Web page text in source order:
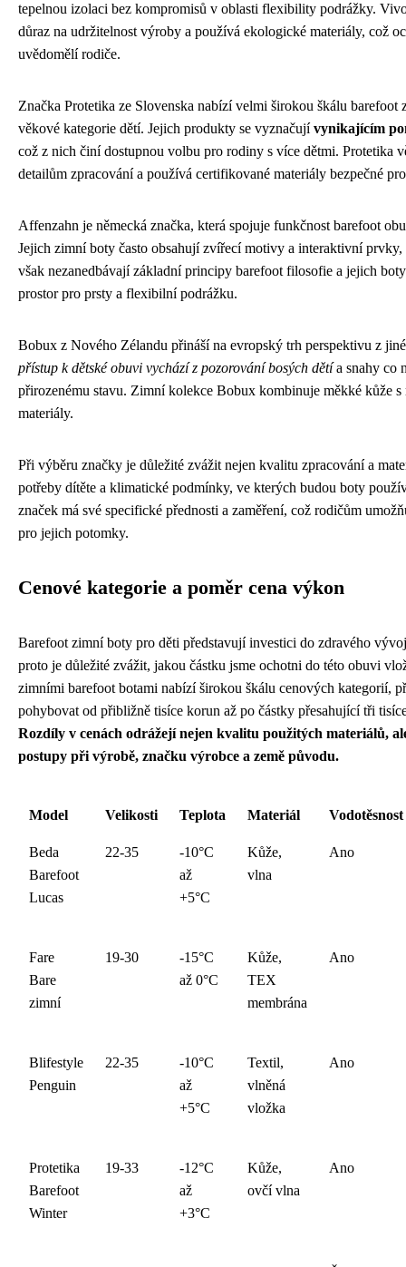
tepelnou izolaci bez kompromisů v oblasti flexibility podrážky.
důraz na udržitelnost výroby a používá ekologické materiály, což
uvědomělí rodiče.
Značka Protetika ze Slovenska nabízí velmi širokou škálu barefoot
věkové kategorie dětí. Jejich produkty se vyznačujívynikajícím
což z nich činí dostupnou volbu pro rodiny s více dětmi. Protetika
detailům zpracování a používá certifikované materiály bezpečné
Affenzahn je německá značka, která spojuje funkčnost barefoot
Jejich zimní boty často obsahují zvířecí motivy a interaktivní
však nezanedbávají základní principy barefoot filosofie a jejich
prostor pro prsty a flexibilní podrážku.
Bobux z Nového Zélandu přináší na evropský trh perspektivu z
přístup k dětské obuvi vychází z pozorování bosých dětía snahy co
přirozenému stavu. Zimní kolekce Bobux kombinuje měkké kůže
materiály.
Při výběru značky je důležité zvážit nejen kvalitu zpracování a
potřeby dítěte a klimatické podmínky, ve kterých budou boty
značek má své specifické přednosti a zaměření, což rodičům
pro jejich potomky.
Cenové kategorie a poměr cena výkon
Barefoot zimní boty pro děti představují investici do zdravého
proto je důležité zvážit, jakou částku jsme ochotni do této obuvi
zimními barefoot botami nabízí širokou škálu cenových kategorií,
pohybovat od přibližně tisíce korun až po částky přesahující tři
Rozdíly v cenách odrážejí nejen kvalitu použitých materiálů,
postupy při výrobě, značku výrobce a země původu.
Model Velikosti Teplota Materiál Vodotěsnost
Beda
Barefoot
Lucas
22-35
-10°C
až
+5°C
Kůže,
vlna
Ano
Fare
Bare
zimní
19-30
-15°C
až 0°C
Kůže,
TEX
membrána
Ano
Blifestyle
Penguin
22-35
-10°C
až
+5°C
Textil,
vlněná
vložka
Ano
Protetika
Barefoot
Winter
19-33
-12°C
až
+3°C
Kůže,
ovčí vlna
Ano